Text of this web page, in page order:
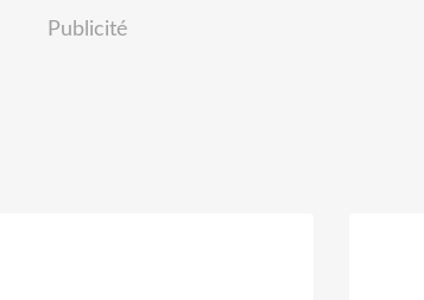
Publicité